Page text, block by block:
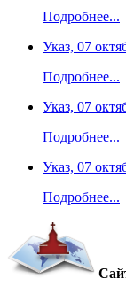
Подробнее...
Указ, 07
Подробнее...
Указ, 07
Подробнее...
Указ, 07
Подробнее...